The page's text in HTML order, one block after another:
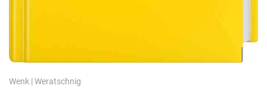
Wenk | Weratschnig